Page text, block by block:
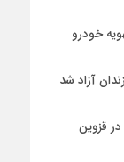
خودرو
آزاد شد
قزوین